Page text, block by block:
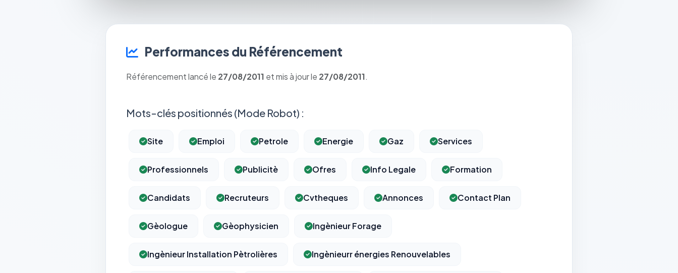
Performances du Référencement
Référencement lancé le 27/08/2011 et mis à jour le 27/08/2011.
Mots-clés positionnés (Mode Robot) :
Site Emploi Petrole Energie Gaz Services
Professionnels Publicitè Ofres Info Legale Formation
Candidats Recruteurs Cvtheques Annonces Contact Plan
Gèologue Gèophysicien Ingènieur Forage
Ingènieur Installation Pètrolières Ingènieurr énergies Renouvelables